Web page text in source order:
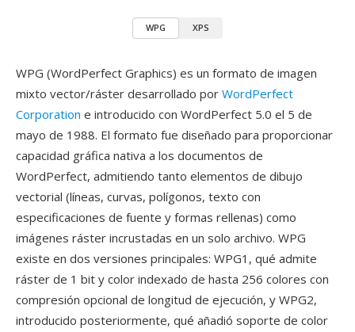
WPG XPS
WPG (WordPerfect Graphics) es un formato de imagen
mixto vector/ráster desarrollado por WordPerfect
Corporation e introducido con WordPerfect 5.0 el 5 de
mayo de 1988. El formato fue diseñado para proporcionar
capacidad gráfica nativa a los documentos de
WordPerfect, admitiendo tanto elementos de dibujo
vectorial (líneas, curvas, polígonos, texto con
especificaciones de fuente y formas rellenas) como
imágenes ráster incrustadas en un solo archivo. WPG
existe en dos versiones principales: WPG1, qué admite
ráster de 1 bit y color indexado de hasta 256 colores con
compresión opcional de longitud de ejecución, y WPG2,
introducido posteriormente, qué añadió soporte de color